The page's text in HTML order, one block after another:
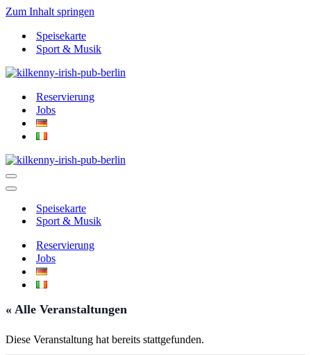
Zum Inhalt springen
Speisekarte
Sport & Musik
Reservierung
Jobs
Navigationsmenü
Navigationsmenü
Speisekarte
Sport & Musik
Reservierung
Jobs
« Alle Veranstaltungen
Diese Veranstaltung hat bereits stattgefunden.